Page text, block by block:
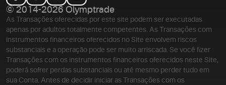
© 2014-2026 Olymptrade
As Transações oferecidas por este site podem ser executadas
apenas por adultos totalmente competentes. As Transações com
instrumentos financeiros oferecidos no Site envolvem riscos
substanciais e a operação pode ser muito arriscada. Se você fizer
Transações com os instrumentos financeiros oferecidos neste Site,
poderá sofrer perdas substanciais ou até mesmo perder tudo em
sua Conta. Antes de decidir iniciar as Transações com os